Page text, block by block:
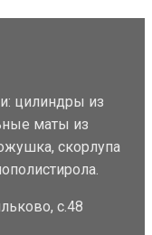
цилиндры из
маты из
скорлупа
с.48